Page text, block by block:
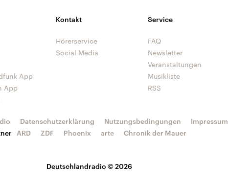
App
App
Kontakt
Hörerservice
Social Media
Service
FAQ
Newsletter
Veranstaltungen
Musikliste
RSS
Deutschlandradio © 2026
Datenschutzerklärung Nutzungsbedingungen
Impressum
ARD ZDF Phoenix arte Chronik der Mauer